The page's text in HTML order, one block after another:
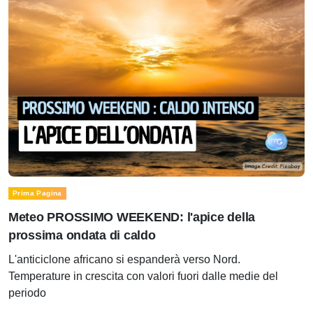
Prima Pagina
Meteo PROSSIMO WEEKEND: l'apice della
prossima ondata di caldo
L'anticiclone africano si espanderà verso Nord.
Temperature in crescita con valori fuori dalle medie del
periodo